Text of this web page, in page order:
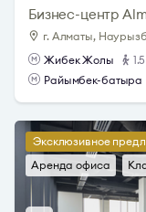
Бизнес-центр
г. Алматы,
Жибек Жолы
Райымбек-батыра
Эксклюзивное
Аренда офиса